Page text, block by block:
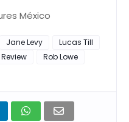
México
Jane Levy
Lucas Till
Review
Rob Lowe